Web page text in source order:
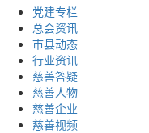
党建专栏
总会资讯
市县动态
行业资讯
慈善答疑
慈善人物
慈善企业
慈善视频